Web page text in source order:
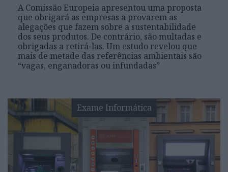
A Comissão Europeia apresentou uma proposta
que obrigará as empresas a provarem as
alegações que fazem sobre a sustentabilidade
dos seus produtos. De contrário, são multadas e
obrigadas a retirá-las. Um estudo revelou que
mais de metade das referências ambientais são
“vagas, enganadoras ou infundadas”
Exame Informática